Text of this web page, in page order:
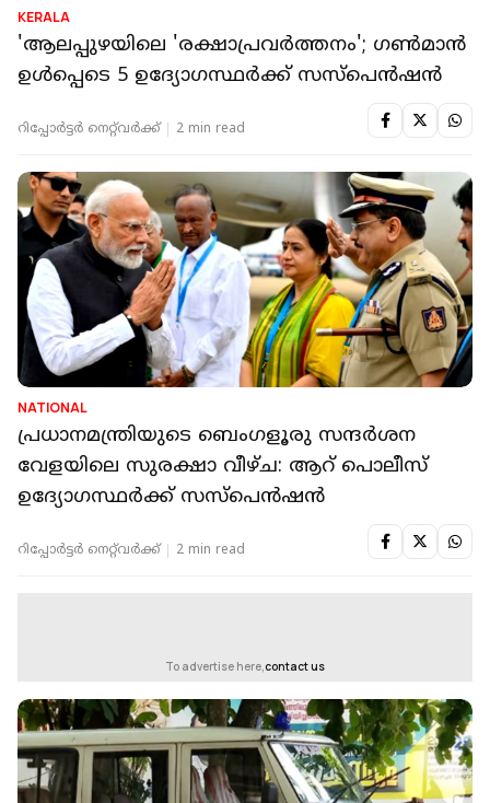
KERALA
'ആലപ്പുഴയിലെ 'രക്ഷാപ്രവര്‍ത്തനം'; ഗണ്‍മാന്‍
ഉള്‍പ്പെടെ 5 ഉദ്യോഗസ്ഥര്‍ക്ക് സസ്‌പെന്‍ഷന്‍
റിപ്പോർട്ടർ നെറ്റ്‌വര്‍ക്ക്‌ 2 min read
NATIONAL
പ്രധാനമന്ത്രിയുടെ ബെം​ഗളൂരു സന്ദർശന
വേളയിലെ സുരക്ഷാ വീഴ്ച: ആറ് പൊലീസ്
ഉദ്യോ​ഗസ്ഥർക്ക് സസ്പെൻഷൻ
റിപ്പോർട്ടർ നെറ്റ്‌വര്‍ക്ക്‌ 2 min read
To advertise here,contact us